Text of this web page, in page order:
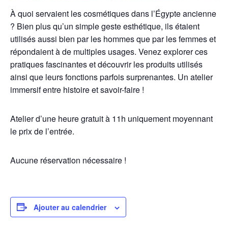
À quoi servaient les cosmétiques dans l’Égypte ancienne
? Bien plus qu’un simple geste esthétique, ils étaient
utilisés aussi bien par les hommes que par les femmes et
répondaient à de multiples usages. Venez explorer ces
pratiques fascinantes et découvrir les produits utilisés
ainsi que leurs fonctions parfois surprenantes. Un atelier
immersif entre histoire et savoir-faire !
Atelier d’une heure gratuit à 11h uniquement moyennant
le prix de l’entrée.
Aucune réservation nécessaire !
Ajouter au calendrier